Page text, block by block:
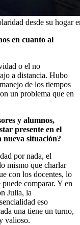
desde su hogar
en cuanto al
o el no
a distancia. Hubo
de los tiempos
un problema que en
y alumnos,
presente en el
nueva situación?
por nada, el
mismo que charlar
con los docentes, lo
comparar. Y en
Julia, la
eso
una tiene un turno,
valioso.